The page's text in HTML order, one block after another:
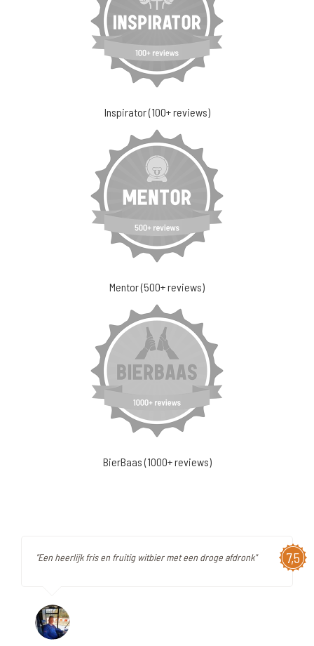
Inspirator (100+ reviews)
Mentor (500+ reviews)
BierBaas (1000+ reviews)
7,5
"Een heerlijk fris en fruitig witbier met een droge afdronk"